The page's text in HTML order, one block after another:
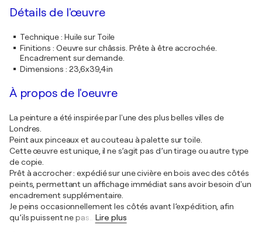
Détails de l'œuvre
Technique: Huile sur Toile
Finitions : Oeuvre sur châssis. Prête à être accrochée.
Encadrement sur demande.
Dimensions : 23,6x39,4in
À propos de l'oeuvre
La peinture a été inspirée par l'une des plus belles villes de
Londres.
Peint aux pinceaux et au couteau à palette sur toile.
Cette œuvre est unique, il ne s’agit pas d’un tirage ou autre type
de copie.
Prêt à accrocher : expédié sur une civière en bois avec des côtés
peints, permettant un affichage immédiat sans avoir besoin d'un
encadrement supplémentaire.
Je peins occasionnellement les côtés avant l’expédition, afin
qu’ils puissent ne pas
Lire plus